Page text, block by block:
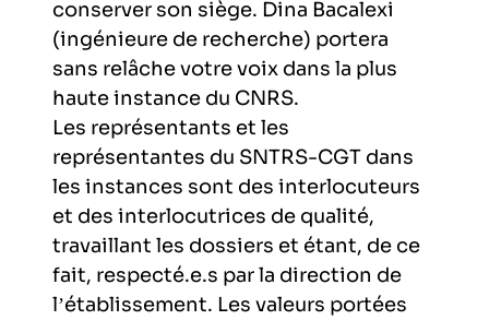
conserver son siège. Dina Bacalexi
(ingénieure de recherche) portera
sans relâche votre voix dans la plus
haute instance du CNRS.
Les représentants et les
représentantes du SNTRS-CGT dans
les instances sont des interlocuteurs
et des interlocutrices de qualité,
travaillant les dossiers et étant, de ce
fait, respecté.e.s par la direction de
l’établissement. Les valeurs portées